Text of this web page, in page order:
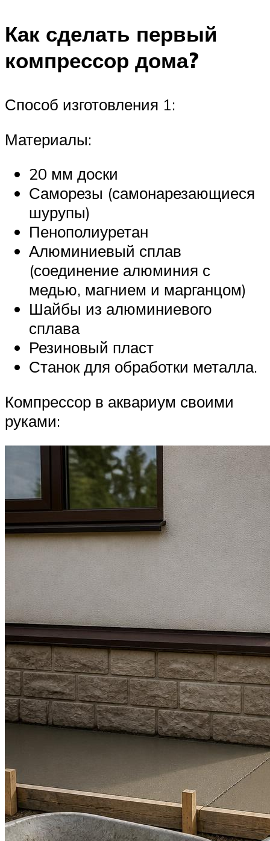
Как сделать первый
компрессор дома?
Способ изготовления 1:
Материалы:
20 мм доски
Саморезы (самонарезающиеся
шурупы)
Пенополиуретан
Алюминиевый сплав
(соединение алюминия с
медью, магнием и марганцом)
Шайбы из алюминиевого
сплава
Резиновый пласт
Станок для обработки металла.
Компрессор в аквариум своими
руками: